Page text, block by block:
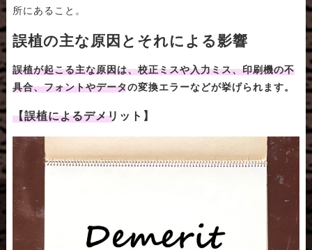
所にあること。
誤植の主な原因とそれによる影響
誤植が起こる主な原因は、校正ミスや入力ミス、印刷機の不
具合、フォントやデータの変換エラーなどが挙げられます。
【誤植によるデメリット】